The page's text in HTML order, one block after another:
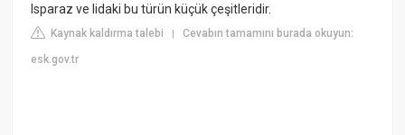
Isparaz ve lidaki bu türün küçük çeşitleridir.
Kaynak kaldırma talebi |Cevabın tamamını burada okuyun:
esk.gov.tr